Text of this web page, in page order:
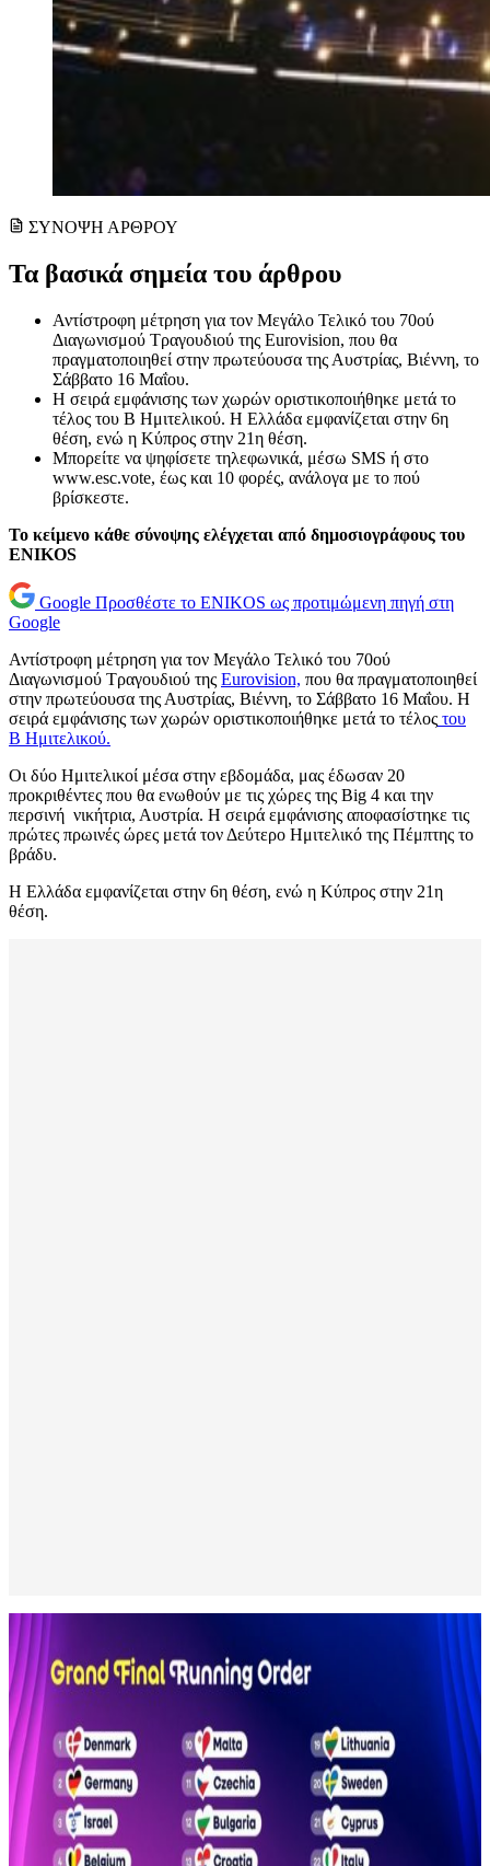
ΣΥΝΟΨΗ ΑΡΘΡΟΥ
Τα βασικά σημεία του άρθρου
Αντίστροφη μέτρηση για τον Μεγάλο Τελικό του 70ού
Διαγωνισμού Τραγουδιού της Eurovision, που θα
πραγματοποιηθεί στην πρωτεύουσα της Αυστρίας, Βιέννη, το
Σάββατο 16 Μαΐου.
Η σειρά εμφάνισης των χωρών οριστικοποιήθηκε μετά το
τέλος του Β Ημιτελικού. Η Ελλάδα εμφανίζεται στην 6η
θέση, ενώ η Κύπρος στην 21η θέση.
Μπορείτε να ψηφίσετε τηλεφωνικά, μέσω SMS ή στο
www.esc.vote, έως και 10 φορές, ανάλογα με το πού
βρίσκεστε.
Το κείμενο κάθε σύνοψης ελέγχεται από δημοσιογράφους του
ENIKOS
Google Προσθέστε το ENIKOS ως προτιμώμενη πηγή στη
Google
Αντίστροφη μέτρηση για τον Μεγάλο Τελικό του 70ού
Διαγωνισμού Τραγουδιού της Eurovision, που θα πραγματοποιηθεί
στην πρωτεύουσα της Αυστρίας, Βιέννη, το Σάββατο 16 Μαΐου. Η
σειρά εμφάνισης των χωρών οριστικοποιήθηκε μετά το τέλος του
Β Ημιτελικού.
Οι δύο Ημιτελικοί μέσα στην εβδομάδα, μας έδωσαν 20
προκριθέντες που θα ενωθούν με τις χώρες της Big 4 και την
περσινή νικήτρια, Αυστρία. Η σειρά εμφάνισης αποφασίστηκε τις
πρώτες πρωινές ώρες μετά τον Δεύτερο Ημιτελικό της Πέμπτης το
βράδυ.
Η Ελλάδα εμφανίζεται στην 6η θέση, ενώ η Κύπρος στην 21η
θέση.